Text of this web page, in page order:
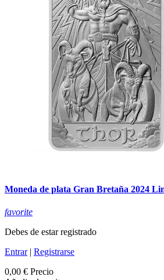
Moneda de plata Gran Bretaña 2024
favorite
Debes de estar registrado
Entrar| Registrarse
0,00 € Precio